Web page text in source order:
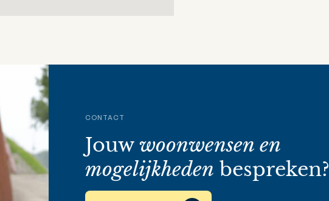
CONTACT
Jouw woonwensen en
mogelijkheden bespreken?